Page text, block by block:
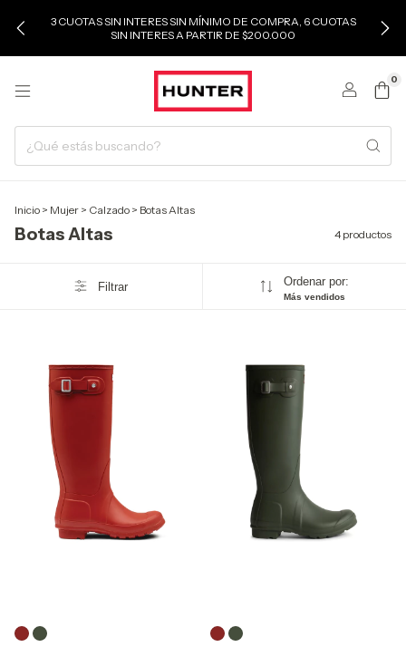
3 CUOTAS SIN INTERES SIN MÍNIMO DE COMPRA, 6 CUOTAS
SIN INTERES A PARTIR DE $200.000
0
Inicio > Mujer > Calzado > Botas Altas
Botas Altas 4 productos
Filtrar Ordenar por:
Más vendidos